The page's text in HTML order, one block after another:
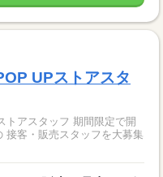
UPストアスタ
アスタッフ 期間限定で開
接客・販売スタッフを大募集